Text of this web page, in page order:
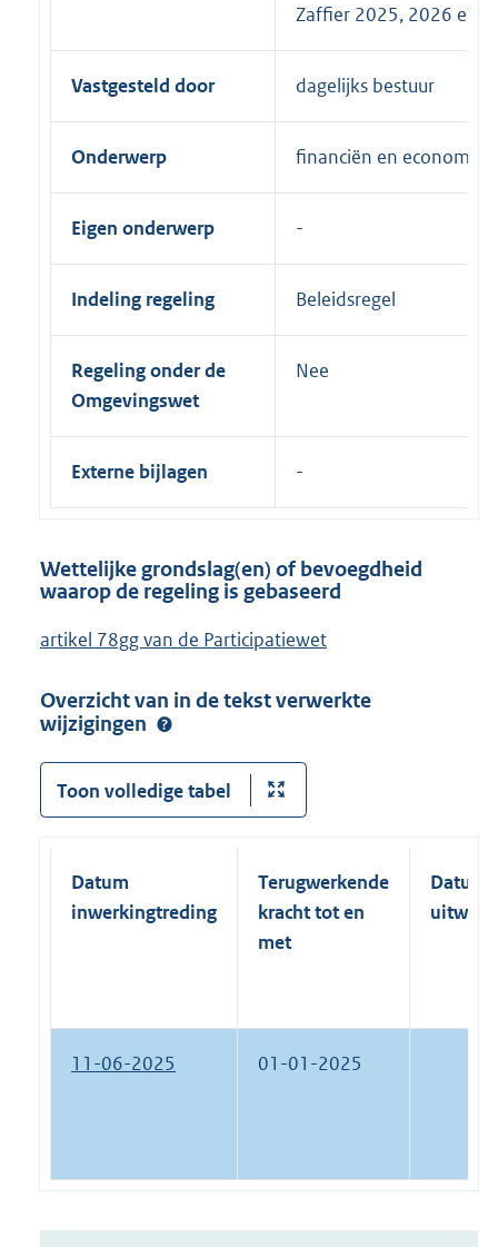
Zaffier 2025, 2026 en
Vastgesteld door dagelijks bestuur
Onderwerp financiën en economie
Eigen onderwerp
Indeling regeling Beleidsregel
Regeling onder de
Omgevingswet
Nee
Externe bijlagen
Wettelijke grondslag(en) of bevoegdheid
waarop de regeling is gebaseerd
artikel 78gg van de Participatiewet
Overzicht van in de tekst verwerkte
wijzigingen
Toon volledige tabel
Datum
inwerkingtreding
Terugwerkende
kracht tot en
met
Datum
11-06-2025 01-01-2025